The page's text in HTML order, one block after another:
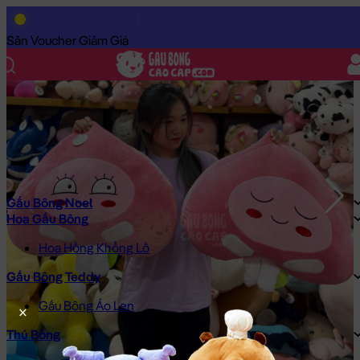
Săn Voucher Giảm Giá
Gấu Bông Noel
Hoa Gấu Bông
Hoa Hồng Khổng Lồ
Gấu Bông Teddy
Gấu Bông Áo Len
Thú Bông
Trang Chủ